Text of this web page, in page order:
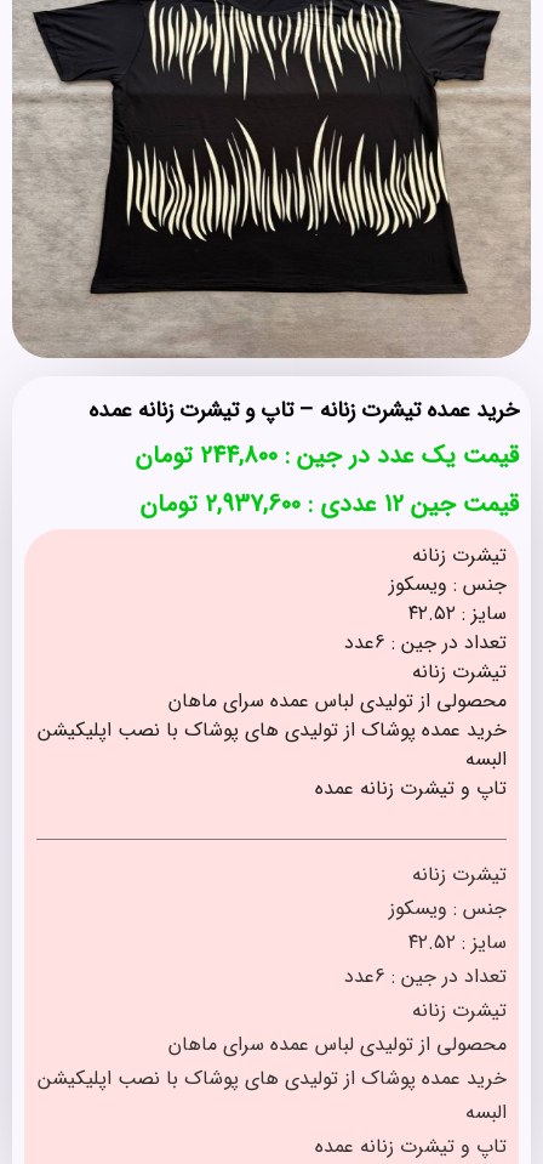
خرید عمده تیشرت زنانه – تاپ و تیشرت زنانه عمده
قیمت یک عدد در جین : 244,800 تومان
قیمت جین 12 عددی : 2,937,600 تومان
تیشرت زنانه
جنس : ویسکوز
سایز : ۴۲.۵۲
تعداد در جین : 6عدد
تیشرت زنانه
محصولی از تولیدی لباس عمده سرای ماهان
خرید عمده پوشاک از تولیدی های پوشاک با نصب اپلیکیشن
البسه
تاپ و تیشرت زنانه عمده
تیشرت زنانه
جنس : ویسکوز
سایز : ۴۲.۵۲
تعداد در جین : 6عدد
تیشرت زنانه
محصولی از تولیدی لباس عمده سرای ماهان
خرید عمده پوشاک از تولیدی های پوشاک با نصب اپلیکیشن
البسه
تاپ و تیشرت زنانه عمده